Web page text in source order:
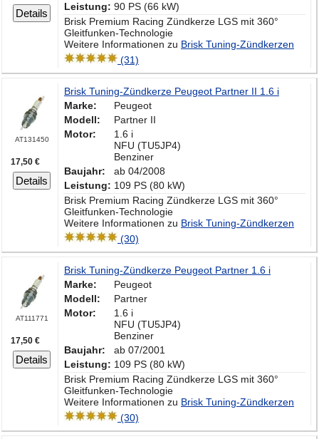
Details
Leistung: 90 PS (66 kW)
Brisk Premium Racing Zündkerze LGS mit 360°
Gleitfunken-Technologie
Weitere Informationen zu Brisk Tuning-Zündkerzen
(31)
AT131450
17,50 €
Details
Brisk Tuning-Zündkerze Peugeot Partner II 1.6 i
Marke:
Peugeot
Modell:
Partner II
Motor:
1.6 i
NFU (TU5JP4)
Benziner
Baujahr:
ab 04/2008
Leistung: 109 PS (80 kW)
Brisk Premium Racing Zündkerze LGS mit 360°
Gleitfunken-Technologie
Weitere Informationen zu Brisk Tuning-Zündkerzen
(30)
AT111771
17,50 €
Details
Brisk Tuning-Zündkerze Peugeot Partner 1.6 i
Marke:
Peugeot
Modell:
Partner
Motor:
1.6 i
NFU (TU5JP4)
Benziner
Baujahr:
ab 07/2001
Leistung: 109 PS (80 kW)
Brisk Premium Racing Zündkerze LGS mit 360°
Gleitfunken-Technologie
Weitere Informationen zu Brisk Tuning-Zündkerzen
(30)